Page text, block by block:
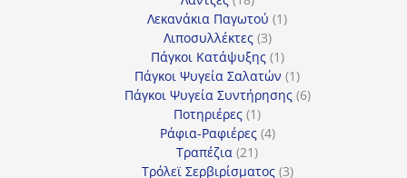
προϊόντα
Λεκανάκια Παγωτού 11
Λιποσυλλέκτες 33
προϊόντα
Πάγκοι Κατάψυξης 11
προϊόν
Πάγκοι Ψυγεία Σαλατών 11
προϊόν
Πάγκοι Ψυγεία Συντήρησης 66
Ποτηριέρες 11
προϊόν
Ράφια-Ραφιέρες 44
Τραπέζια 2121
προϊόντα
Τρόλεϊ Σερβιρίσματος 33